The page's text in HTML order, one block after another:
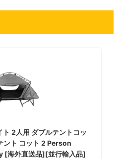
2人用 ダブルテントコッ
ント コット 2 Person
[海外直送品][並行輸入品]